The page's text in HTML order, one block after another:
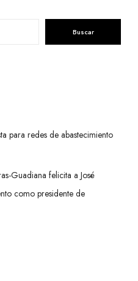
Buscar
para redes de abastecimiento
Guadiana felicita a José
como presidente de